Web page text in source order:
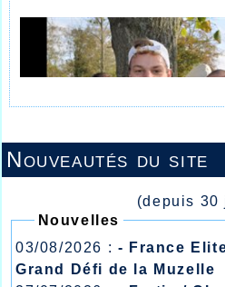
Nouveautés du site
(depuis 30
Nouvelles
03/08/2026 : - France
Grand Défi de la Muzelle
UN 11 NOVEMBRE